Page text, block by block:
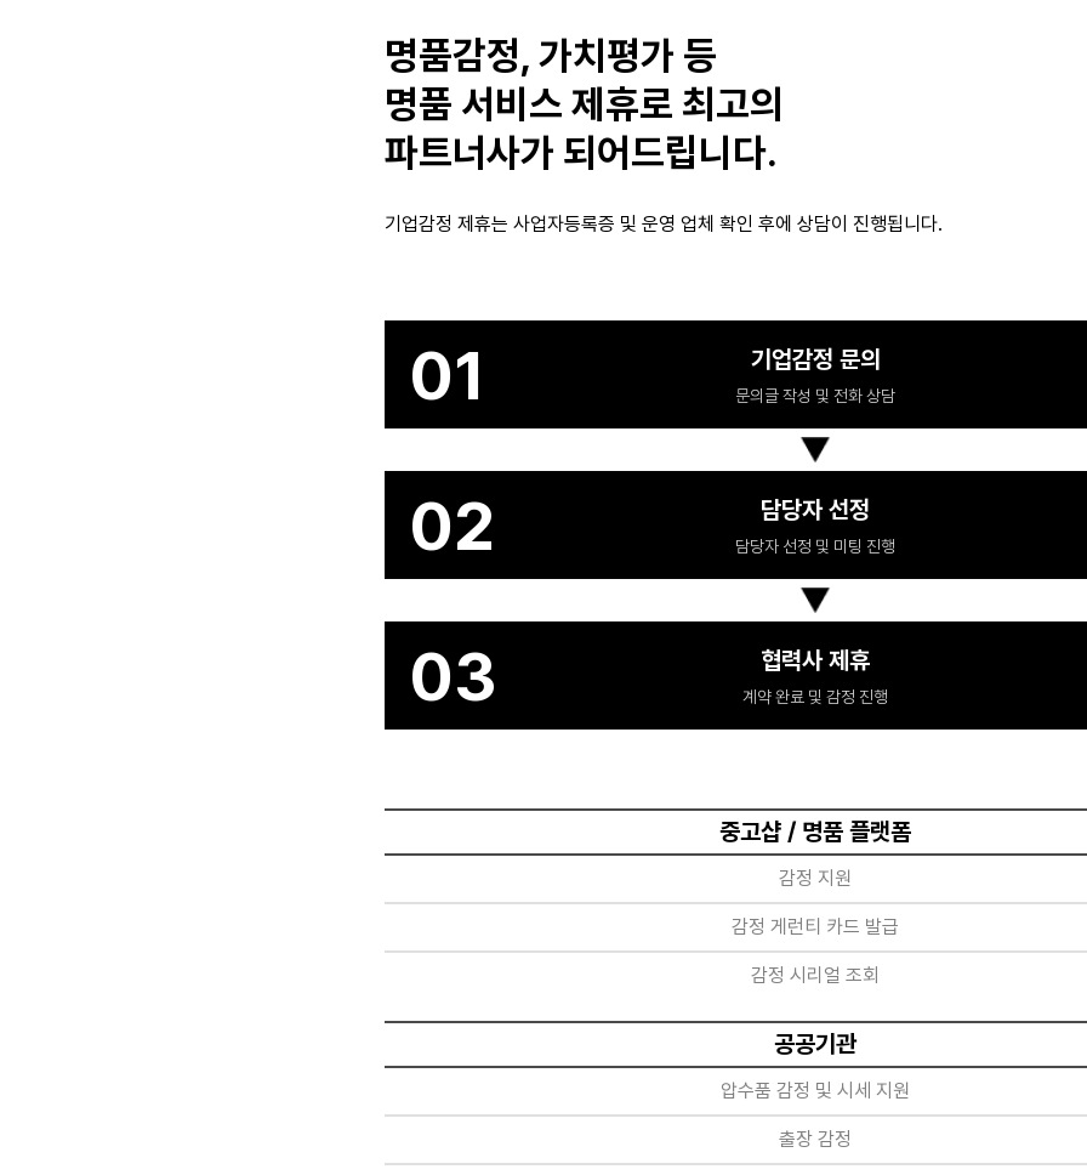
명품감정, 가치평가 등
명품 서비스 제휴로 최고의
파트너사가 되어드립니다.
기업감정 제휴는 사업자등록증 및 운영 업체 확인 후에 상담이 진행됩니다.
01 기업감정 문의
문의글 작성 및 전화 상담
02 담당자 선정
담당자 선정 및 미팅 진행
03 협력사 제휴
계약 완료 및 감정 진행
중고샵 / 명품 플랫폼
감정 지원
감정 게런티 카드 발급
감정 시리얼 조회
공공기관
압수품 감정 및 시세 지원
출장 감정